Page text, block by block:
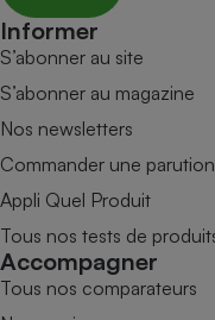
Informer
S’abonner au site
S’abonner au magazine
Nos newsletters
Commander une parution
Appli Quel Produit
Tous nos tests de
Accompagner
Tous nos comparateurs